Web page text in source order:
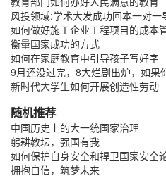
风投领域:学术大发成功回本一对
如何做好施工企业工程项目的成本
衡量国家成功的方式
如何在家庭教育中引导孩子写好字
9月还没过完，8大烂剧出炉，如果
新时代大学生如何开展创造性劳动
随机推荐
中国历史上的大一统国家治理
躬耕教坛，强国有我
如何保护自身安全和捍卫国家安全
拥抱自信，筑梦未来